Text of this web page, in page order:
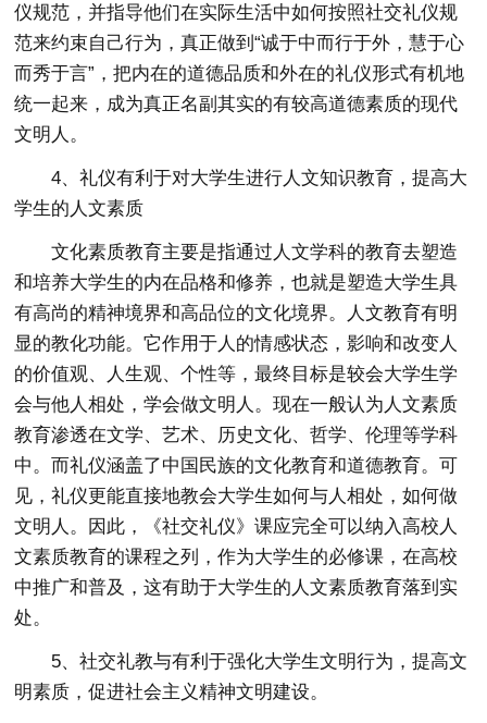
仪规范，并指导他们在实际生活中如何按照社交礼仪规
范来约束自己行为，真正做到“诚于中而行于外，慧于心
而秀于言”，把内在的道德品质和外在的礼仪形式有机地
统一起来，成为真正名副其实的有较高道德素质的现代
文明人。
4、礼仪有利于对大学生进行人文知识教育，提高大
学生的人文素质
文化素质教育主要是指通过人文学科的教育去塑造
和培养大学生的内在品格和修养，也就是塑造大学生具
有高尚的精神境界和高品位的文化境界。人文教育有明
显的教化功能。它作用于人的情感状态，影响和改变人
的价值观、人生观、个性等，最终目标是较会大学生学
会与他人相处，学会做文明人。现在一般认为人文素质
教育渗透在文学、艺术、历史文化、哲学、伦理等学科
中。而礼仪涵盖了中国民族的文化教育和道德教育。可
见，礼仪更能直接地教会大学生如何与人相处，如何做
文明人。因此，《社交礼仪》课应完全可以纳入高校人
文素质教育的课程之列，作为大学生的必修课，在高校
中推广和普及，这有助于大学生的人文素质教育落到实
处。
5、社交礼教与有利于强化大学生文明行为，提高文
明素质，促进社会主义精神文明建设。